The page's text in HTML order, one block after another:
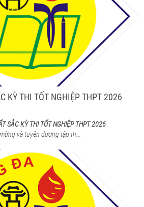
KỲ THI TỐT NGHIỆP THPT 2026
SẮC KỲ THI TỐT NGHIỆP THPT 2026
và tuyên dương tập th...